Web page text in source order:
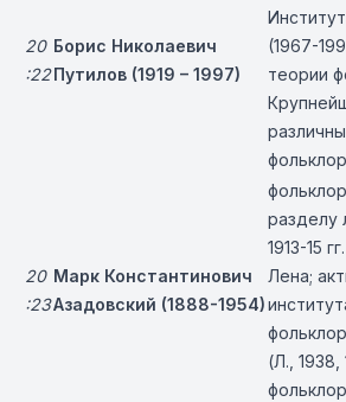
20
:22
Борис Николаевич
Путилов (1919 – 1997)
(1967-
теории
20
:23
Марк Константинович
Азадовский (1888-1954)
разделу
1913-15
Лена;
(Л.,